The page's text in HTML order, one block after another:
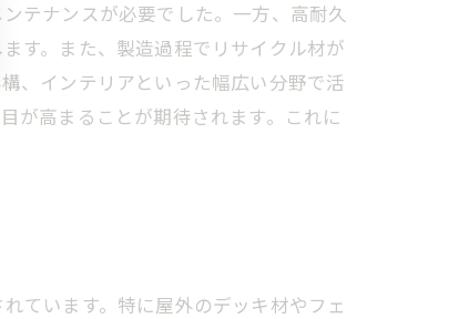
テナンスが必要でした。一方、高耐久
す。また、製造過程でリサイクル材が
、インテリアといった幅広い分野で活
が高まることが期待されます。これに
ています。特に屋外のデッキ材やフェ